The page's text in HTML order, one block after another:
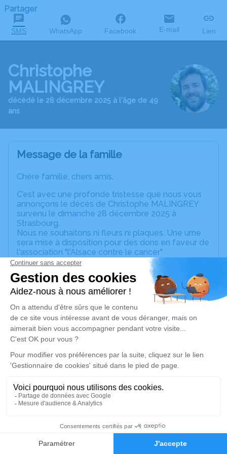
Faire-part Hommages
Partager
SMS WhatsApp Facebook E-mail Lien
Christophe
MALINGREY
décédé le 28 décembre 2025 à l'âge de 49
ans
Message de la famille
Chère famille, chers amis,
C’est avec une profonde tristesse que nous vous
annonçons le décès de Christophe MALINGREY
survenu le dimanche 28 décembre 2025 à
Strasbourg.
Nous ne souhaitons ni fleurs ni plaques. Une urne
sera mise à disposition pour des dons en faveur de
l'association "l'Alsace contre le cancer"
La cérémonie se déroulera le vendredi 02 janvier
2026 à 14h30 au sein de l'église de Nordheim.
Nous vous invitons à utiliser cet espace pour
laisser vos condoléances, partager des photos
souvenirs, une anecdote ou exprimer vos pensées
à travers des poèmes ou des textes. Cet endroit
est un lieu d'expression dédié à honorer la
mémoire de Christophe MALINGREY.
Je rends hommage
Cérémonie religieuse
Église Saints Pierre et Paul de Nordheim
8 place de la mairie